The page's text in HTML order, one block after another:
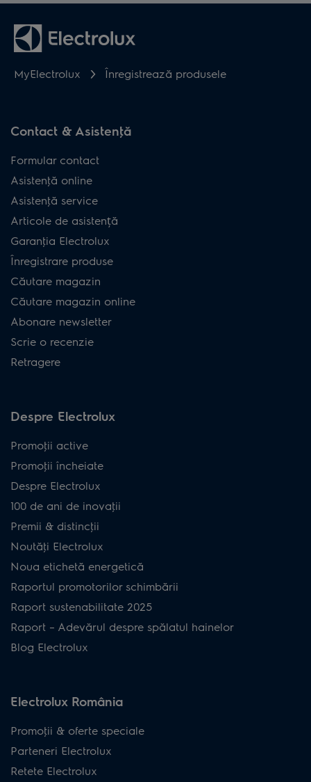
MyElectrolux Înregistrează produsele
Contact & Asistenţă
Formular contact
Asistenţă online
Asistenţă service
Articole de asistență
Garanţia Electrolux
Înregistrare produse
Căutare magazin
Căutare magazin online
Abonare newsletter
Scrie o recenzie
Retragere
Despre Electrolux
Promoţii active
Promoţii încheiate
Despre Electrolux
100 de ani de inovaţii
Premii & distincţii
Noutăţi Electrolux
Noua etichetă energetică
Raportul promotorilor schimbării
Raport sustenabilitate 2025
Raport – Adevărul despre spălatul hainelor
Blog Electrolux
Electrolux România
Promoţii & oferte speciale
Parteneri Electrolux
Retete Electrolux